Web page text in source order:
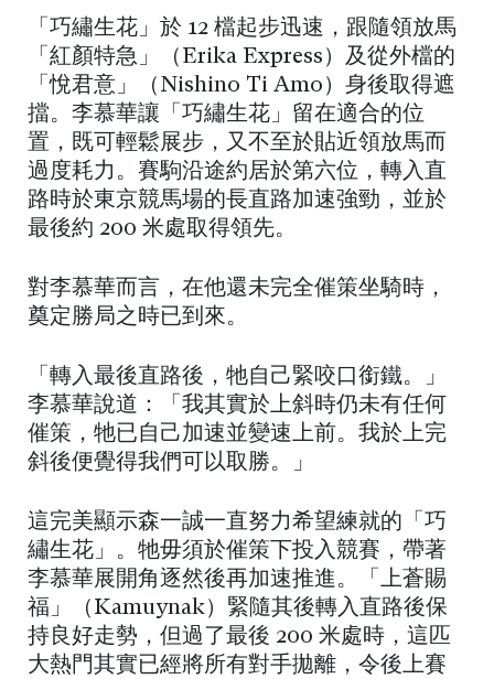
「巧繡生花」於 12 檔起步迅速，跟隨領放馬
「紅顏特急」（Erika Express）及從外檔的
「悅君意」（Nishino Ti Amo）身後取得遮
擋。李慕華讓「巧繡生花」留在適合的位
置，既可輕鬆展步，又不至於貼近領放馬而
過度耗力。賽駒沿途約居於第六位，轉入直
路時於東京競馬場的長直路加速強勁，並於
最後約 200 米處取得領先。
對李慕華而言，在他還未完全催策坐騎時，
奠定勝局之時已到來。
「轉入最後直路後，牠自己緊咬口銜鐵。」
李慕華說道：「我其實於上斜時仍未有任何
催策，牠已自己加速並變速上前。我於上完
斜後便覺得我們可以取勝。」
這完美顯示森一誠一直努力希望練就的「巧
繡生花」。牠毋須於催策下投入競賽，帶著
李慕華展開角逐然後再加速推進。「上蒼賜
福」（Kamuynak）緊隨其後轉入直路後保
持良好走勢，但過了最後 200 米處時，這匹
大熱門其實已經將所有對手拋離，令後上賽